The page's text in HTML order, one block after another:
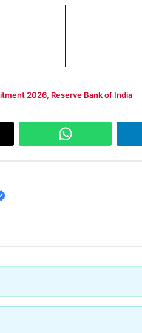
2026, Reserve Bank of India